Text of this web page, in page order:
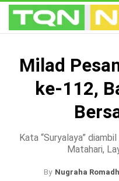
Milad
ke-112,
Kata “Suryalaya”
Matahari,
By Nugraha